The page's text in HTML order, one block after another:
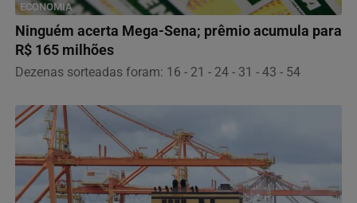
ECONOMIA
Ninguém acerta Mega-Sena; prêmio acumula para
R$ 165 milhões
Dezenas sorteadas foram: 16 - 21 - 24 - 31 - 43 - 54